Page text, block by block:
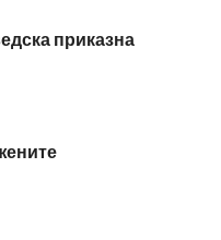
приказна